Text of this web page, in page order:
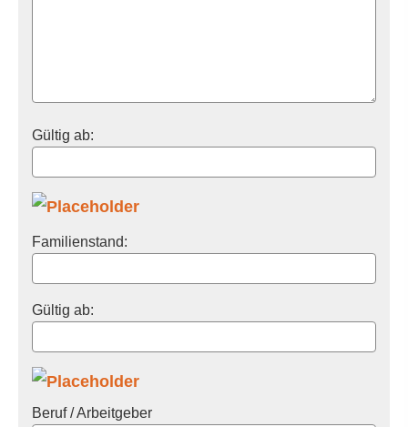
Gültig ab:
Familienstand:
Gültig ab:
Beruf / Arbeitgeber